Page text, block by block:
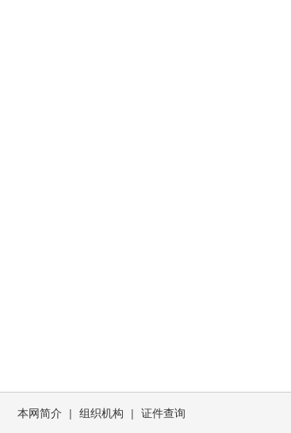
本网简介 | 组织机构 | 证件查询